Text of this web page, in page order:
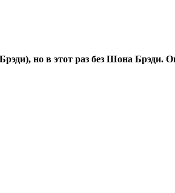
но в этот раз без Шона Брэди.